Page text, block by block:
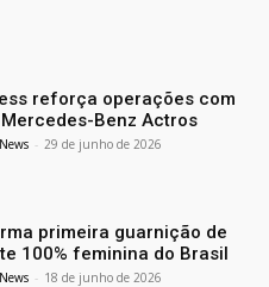
reforça operações com
Benz Actros
- 29 de junho de 2026
primeira guarnição de
100% feminina do Brasil
- 18 de junho de 2026